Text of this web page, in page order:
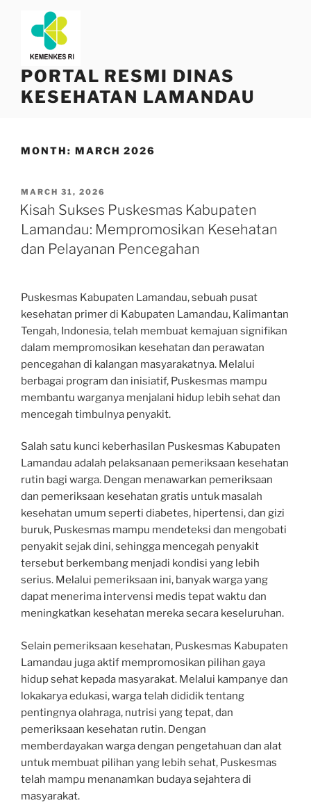
content
PORTAL RESMI DINAS
KESEHATAN LAMANDAU
MONTH: MARCH 2026
POSTED
ON
MARCH 31, 2026
Kisah Sukses Puskesmas Kabupaten
Lamandau: Mempromosikan Kesehatan
dan Pelayanan Pencegahan
Puskesmas Kabupaten Lamandau, sebuah pusat
kesehatan primer di Kabupaten Lamandau, Kalimantan
Tengah, Indonesia, telah membuat kemajuan signifikan
dalam mempromosikan kesehatan dan perawatan
pencegahan di kalangan masyarakatnya. Melalui
berbagai program dan inisiatif, Puskesmas mampu
membantu warganya menjalani hidup lebih sehat dan
mencegah timbulnya penyakit.
Salah satu kunci keberhasilan Puskesmas Kabupaten
Lamandau adalah pelaksanaan pemeriksaan kesehatan
rutin bagi warga. Dengan menawarkan pemeriksaan
dan pemeriksaan kesehatan gratis untuk masalah
kesehatan umum seperti diabetes, hipertensi, dan gizi
buruk, Puskesmas mampu mendeteksi dan mengobati
penyakit sejak dini, sehingga mencegah penyakit
tersebut berkembang menjadi kondisi yang lebih
serius. Melalui pemeriksaan ini, banyak warga yang
dapat menerima intervensi medis tepat waktu dan
meningkatkan kesehatan mereka secara keseluruhan.
Selain pemeriksaan kesehatan, Puskesmas Kabupaten
Lamandau juga aktif mempromosikan pilihan gaya
hidup sehat kepada masyarakat. Melalui kampanye dan
lokakarya edukasi, warga telah dididik tentang
pentingnya olahraga, nutrisi yang tepat, dan
pemeriksaan kesehatan rutin. Dengan
memberdayakan warga dengan pengetahuan dan alat
untuk membuat pilihan yang lebih sehat, Puskesmas
telah mampu menanamkan budaya sejahtera di
masyarakat.